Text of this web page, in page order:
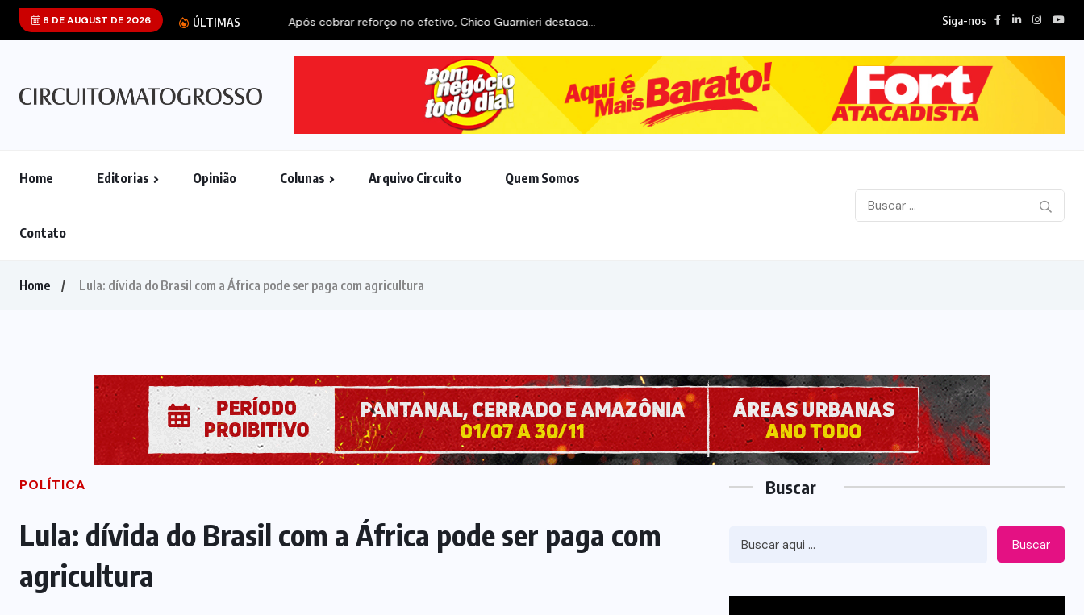
8 DE AUGUST DE 2026 ÚLTIMAS Após cobrar reforço no efetivo, Chico Guarnieri destaca... Siga-nos
Home Editorias Opinião Colunas Arquivo Circuito Quem Somos
Contato
Home Lula: dívida do Brasil com a África pode ser paga com agricultura
POLÍTICA
Lula: dívida do Brasil com a África pode ser paga com
agricultura
Buscar
Buscar